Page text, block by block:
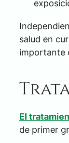
salud en
importante
El
de primer